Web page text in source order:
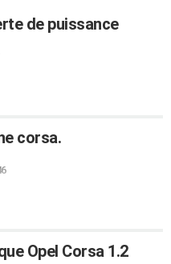
de puissance
corsa.
Opel Corsa 1.2